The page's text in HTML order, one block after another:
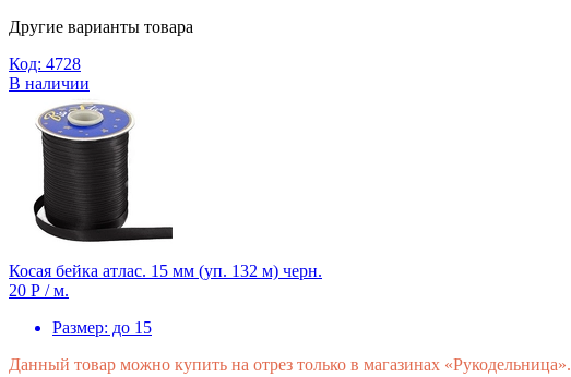
Другие варианты товара
Код: 4728
В наличии
Косая бейка атлас. 15 мм (уп. 132 м) черн.
20 Р / м.
Размер: до 15
Данный товар можно купить на отрез только в магазинах «Рукодельница».